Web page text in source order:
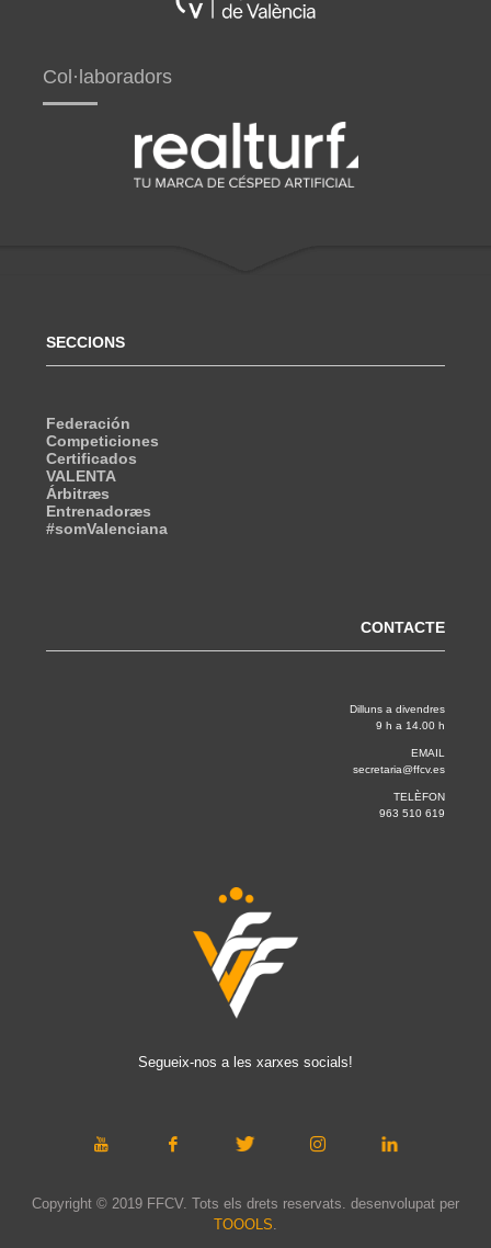
Col·laboradors
SECCIONS
Federación
Competiciones
Certificados
VALENTA
Árbitræs
Entrenadoræs
#somValenciana
CONTACTE
Dilluns a divendres
9 h a 14.00 h
EMAIL
secretaria@ffcv.es
TELÈFON
963 510 619
Segueix-nos a les xarxes socials!
Copyright © 2019 FFCV. Tots els drets reservats. desenvolupat per
TOOOLS